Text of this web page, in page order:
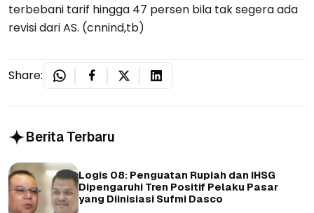
terbebani tarif hingga 47 persen bila tak segera ada
revisi dari AS. (cnnind,tb)
Share:
Berita Terbaru
Logis 08: Penguatan Rupiah dan IHSG
Dipengaruhi Tren Positif Pelaku Pasar
yang Diinisiasi Sufmi Dasco